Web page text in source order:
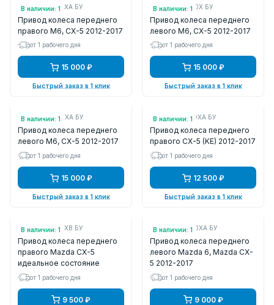
В наличии: 1
Арт.: FTB12550XA БУ
Привод колеса переднего
правого M6, CX-5 2012-2017
от 1 рабочего дня
15 000 ₽
Быстрый заказ в 1 клик
В наличии: 1
Арт.: FTB62560X БУ
Привод колеса переднего
левого M6, CX-5 2012-2017
от 1 рабочего дня
15 000 ₽
Быстрый заказ в 1 клик
В наличии: 1
Арт.: FTB12560XA БУ
Привод колеса переднего
левого M6, CX-5 2012-2017
от 1 рабочего дня
15 000 ₽
Быстрый заказ в 1 клик
В наличии: 1
Арт.: FTB22550XA БУ
Привод колеса переднего
правого CX-5 (KE) 2012-2017
от 1 рабочего дня
12 500 ₽
Быстрый заказ в 1 клик
В наличии: 1
Арт.: FTB12550XB БУ
Привод колеса переднего
правого Mazda CX-5
идеальное состояние
от 1 рабочего дня
9 500 ₽
В наличии: 1
Арт.: FTB82560XA БУ
Привод колеса переднего
левого Mazda 6, Mazda CX-
5 2012-2017
от 1 рабочего дня
9 000 ₽